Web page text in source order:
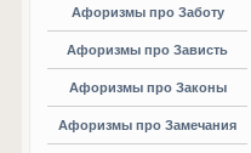
Афоризмы про Заботу
Афоризмы про Зависть
Афоризмы про Законы
Афоризмы про Замечания